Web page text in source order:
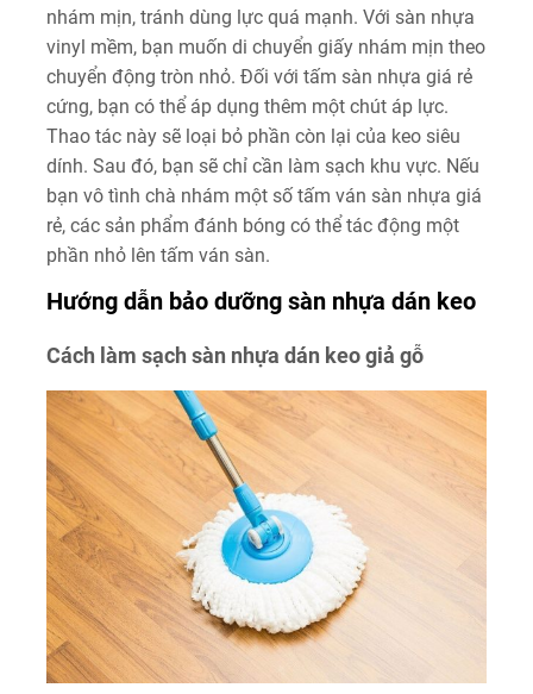
nhám mịn, tránh dùng lực quá mạnh. Với sàn nhựa
vinyl mềm, bạn muốn di chuyển giấy nhám mịn theo
chuyển động tròn nhỏ. Đối với tấm sàn nhựa giá rẻ
cứng, bạn có thể áp dụng thêm một chút áp lực.
Thao tác này sẽ loại bỏ phần còn lại của keo siêu
dính. Sau đó, bạn sẽ chỉ cần làm sạch khu vực. Nếu
bạn vô tình chà nhám một số tấm ván sàn nhựa giá
rẻ, các sản phẩm đánh bóng có thể tác động một
phần nhỏ lên tấm ván sàn.
Hướng dẫn bảo dưỡng sàn nhựa dán keo
Cách làm sạch sàn nhựa dán keo giả gỗ